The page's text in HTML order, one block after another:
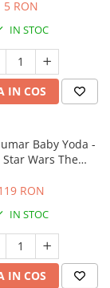
5 RON
IN STOC
IN COS
Baby Yoda -
Wars The
RON
IN STOC
IN COS